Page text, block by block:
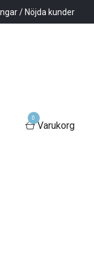
/ Nöjda kunder
0
Varukorg